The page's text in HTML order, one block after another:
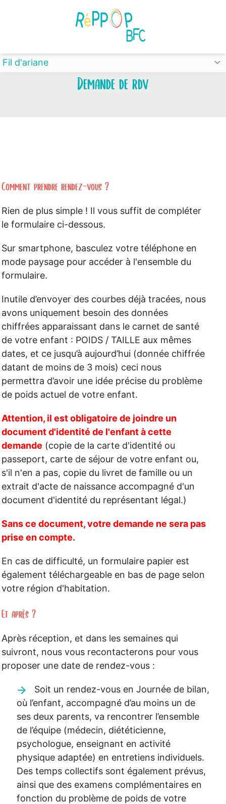
Fil d'ariane
Demande de rdv
Comment prendre rendez-vous ?
Rien de plus simple ! Il vous suffit de compléter
le formulaire ci-dessous.
Sur smartphone, basculez votre téléphone en
mode paysage pour accéder à l'ensemble du
formulaire.
Inutile d’envoyer des courbes déjà tracées, nous
avons uniquement besoin des données
chiffrées apparaissant dans le carnet de santé
de votre enfant : POIDS / TAILLE aux mêmes
dates, et ce jusqu’à aujourd’hui (donnée chiffrée
datant de moins de 3 mois) ceci nous
permettra d’avoir une idée précise du problème
de poids actuel de votre enfant.
Attention, il est obligatoire de joindre un
document d'identité de l'enfant à cette
demande (copie de la carte d'identité ou
passeport, carte de séjour de votre enfant ou,
s'il n'en a pas, copie du livret de famille ou un
extrait d'acte de naissance accompagné d'un
document d'identité du représentant légal.)
Sans ce document, votre demande ne sera pas
prise en compte.
En cas de difficulté, un formulaire papier est
également téléchargeable en bas de page selon
votre région d'habitation.
Et après ?
Après réception, et dans les semaines qui
suivront, nous vous recontacterons pour vous
proposer une date de rendez-vous :
Soit un rendez-vous en Journée de bilan,
où l’enfant, accompagné d’au moins un de
ses deux parents, va rencontrer l’ensemble
de l’équipe (médecin, diététicienne,
psychologue, enseignant en activité
physique adaptée) en entretiens individuels.
Des temps collectifs sont également prévus,
ainsi que des examens complémentaires en
fonction du problème de poids de votre
Panneau de gestion des cookies